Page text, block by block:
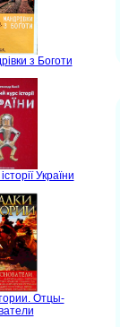
з Боготи
України
Отцы-